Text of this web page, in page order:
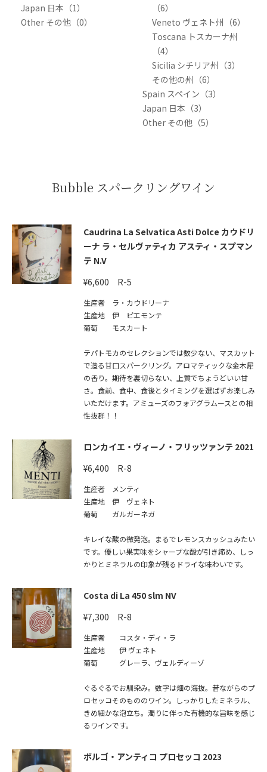
Japan 日本（1）
Other その他（0）
（6）
Veneto ヴェネト州（6）
Toscana トスカーナ州
（4）
Sicilia シチリア州（3）
その他の州（6）
Spain スペイン（3）
Japan 日本（3）
Other その他（5）
Bubble スパークリングワイン
Caudrina La Selvatica Asti Dolce カウドリ
ーナ ラ・セルヴァティカ アスティ・スプマン
テ N.V
¥6,600 R-5
生産者 ラ・カウドリーナ
生産地 伊 ピエモンテ
葡萄 モスカート
テパトモカのセレクションでは数少ない、マスカット
で造る甘口スパークリング。アロマティックな金木犀
の香り。期待を裏切らない、上質でちょうどいい甘
さ。食前、食中、食後とタイミングを選ばずお楽しみ
いただけます。アミューズのフォアグラムースとの相
性抜群！！
ロンカイエ・ヴィーノ・フリッツァンテ 2021
¥6,400 R-8
生産者 メンティ
生産地 伊 ヴェネト
葡萄 ガルガーネガ
キレイな酸の微発泡。まるでレモンスカッシュみたい
です。優しい果実味をシャープな酸が引き締め、しっ
かりとミネラルの印象が残るドライな味わいです。
Costa di La 450 slm NV
¥7,300 R-8
生産者 コスタ・ディ・ラ
生産地 伊 ヴェネト
葡萄 グレーラ、ヴェルディーゾ
ぐるぐるでお馴染み。数字は畑の海抜。昔ながらのプ
ロセッコそのもののワイン。しっかりしたミネラル、
きめ細かな泡立ち。濁りに伴った有機的な旨味を感じ
るワインです。
ボルゴ・アンティコ プロセッコ 2023